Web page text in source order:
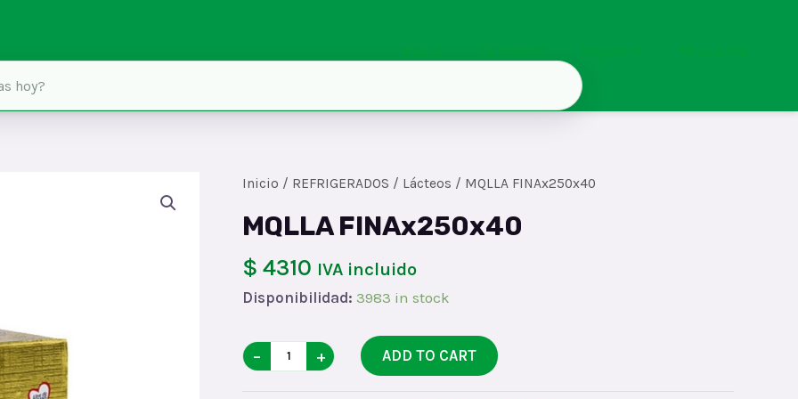
Inicio / REFRIGERADOS / Lácteos / MQLLA FINAx250x40
MQLLA FINAx250x40
$ 4310 IVA incluido
Disponibilidad: 3983 in stock
MQLLA
FINAx250x40
− + ADD TO CART